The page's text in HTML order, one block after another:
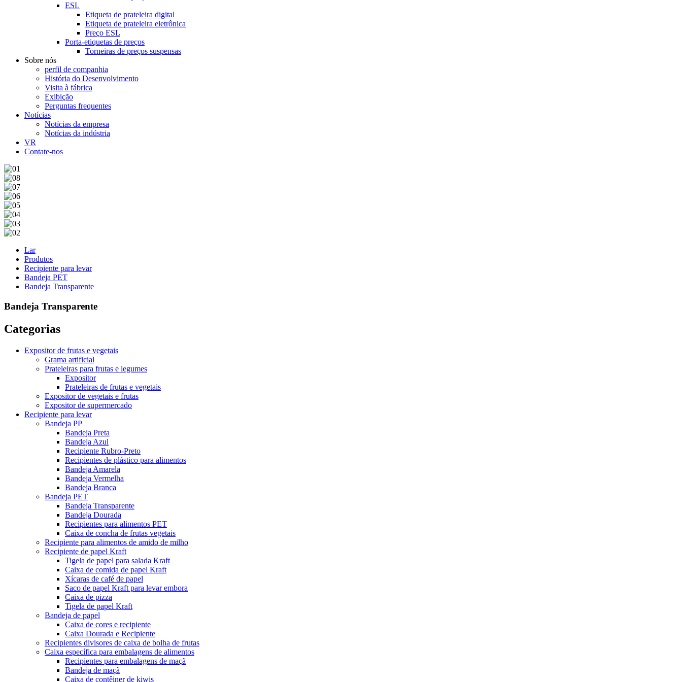
ESL
Etiqueta de prateleira digital
Etiqueta de prateleira eletrônica
Preço ESL
Porta-etiquetas de preços
Torneiras de preços suspensas
Sobre nós
perfil de companhia
História do Desenvolvimento
Visita à fábrica
Exibição
Perguntas frequentes
Notícias
Notícias da empresa
Notícias da indústria
VR
Contate-nos
Lar
Produtos
Recipiente para levar
Bandeja PET
Bandeja Transparente
Bandeja Transparente
Categorias
Expositor de frutas e vegetais
Grama artificial
Prateleiras para frutas e legumes
Expositor
Prateleiras de frutas e vegetais
Expositor de vegetais e frutas
Expositor de supermercado
Recipiente para levar
Bandeja PP
Bandeja Preta
Bandeja Azul
Recipiente Rubro-Preto
Recipientes de plástico para alimentos
Bandeja Amarela
Bandeja Vermelha
Bandeja Branca
Bandeja PET
Bandeja Transparente
Bandeja Dourada
Recipientes para alimentos PET
Caixa de concha de frutas vegetais
Recipiente para alimentos de amido de milho
Recipiente de papel Kraft
Tigela de papel para salada Kraft
Caixa de comida de papel Kraft
Xícaras de café de papel
Saco de papel Kraft para levar embora
Caixa de pizza
Tigela de papel Kraft
Bandeja de papel
Caixa de cores e recipiente
Caixa Dourada e Recipiente
Recipientes divisores de caixa de bolha de frutas
Caixa específica para embalagens de alimentos
Recipientes para embalagens de maçã
Bandeja de maçã
Caixa de contêiner de kiwis